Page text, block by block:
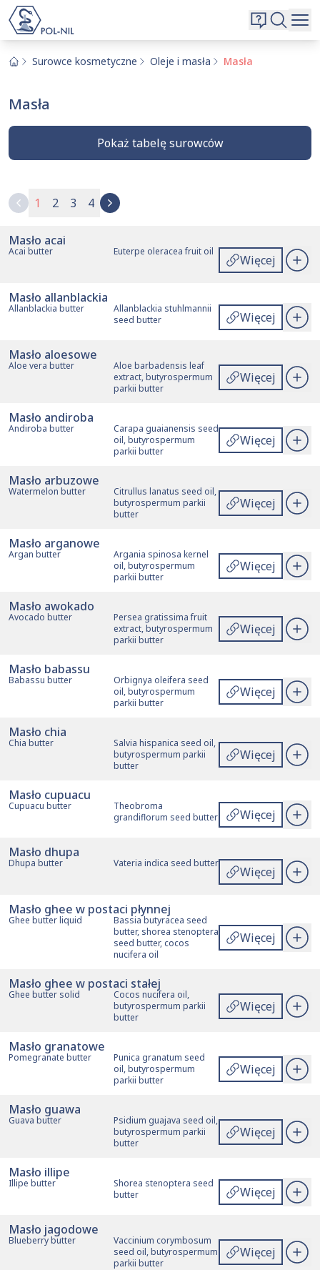
Kontakt
EN| PL
Surowce kosmetyczne Oleje i masła Masła
Masła
Pokaż tabelę surowców
1 2 3 4
Nazwa polska
Masło acai
Acai butter Euterpe oleracea fruit oil
Więcej
Masło allanblackia
Allanblackia butter
Allanblackia stuhlmannii
seed butter
Więcej
Masło aloesowe
Aloe vera butter
Aloe barbadensis leaf
extract, butyrospermum
parkii butter
Więcej
Masło andiroba
Andiroba butter
Carapa guaianensis seed
oil, butyrospermum
parkii butter
Więcej
Masło arbuzowe
Watermelon butter
Citrullus lanatus seed oil,
butyrospermum parkii
butter
Więcej
Masło arganowe
Argan butter
Argania spinosa kernel
oil, butyrospermum
parkii butter
Więcej
Masło awokado
Avocado butter
Persea gratissima fruit
extract, butyrospermum
parkii butter
Więcej
Masło babassu
Babassu butter
Orbignya oleifera seed
oil, butyrospermum
parkii butter
Więcej
Masło chia
Chia butter
Salvia hispanica seed oil,
butyrospermum parkii
butter
Więcej
Masło cupuacu
Cupuacu butter
Theobroma
grandiflorum seed butter
Więcej
Masło dhupa
Dhupa butter Vateria indica seed butter
Więcej
Masło ghee w postaci płynnej
Ghee butter liquid
Bassia butyracea seed
butter, shorea stenoptera
seed butter, cocos
nucifera oil
Więcej
Masło ghee w postaci stałej
Ghee butter solid
Cocos nucifera oil,
butyrospermum parkii
butter
Więcej
Masło granatowe
Pomegranate butter
Punica granatum seed
oil, butyrospermum
parkii butter
Więcej
Masło guawa
Guava butter
Psidium guajava seed oil,
butyrospermum parkii
butter
Więcej
Masło illipe
Illipe butter
Shorea stenoptera seed
butter
Więcej
Masło jagodowe
Blueberry butter
Vaccinium corymbosum
seed oil, butyrospermum
parkii butter
Więcej
Wybrane surowce i substancje
ofertyi dodaj surowce, o których chcesz
dowiedzieć się więcej.
Wyszukiwarka
Szukaj